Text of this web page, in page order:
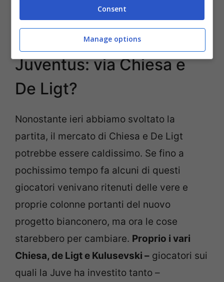
Juventus, Allegri e Chiesa (Getty Images)
Juventus: via Chiesa e
De Ligt?
Nonostante ieri abbiamo svoltato la
partita, il mercato di Chiesa e De Ligt
potrebbe essere caldissimo. Se fino a
pochissimo tempo fa alcuni di questi
giocatori venivano ritenuti delle vere e
proprie colonne portanti del nuovo
progetto bianconero, ma ora le cose
starebbero per cambiare. Proprio i vari
Chiesa, de Ligt e Kulusevski – giocatori sui
quali la Juve ha investito tanto –
Consent
Manage options